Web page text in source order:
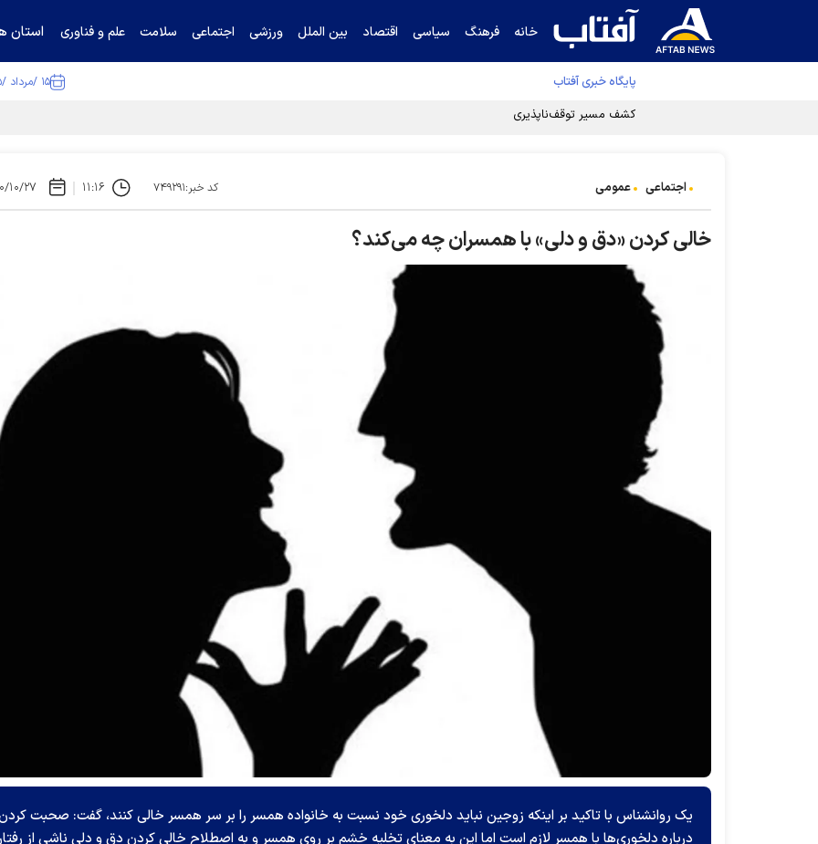
خانه فرهنگ سیاسی اقتصاد بین الملل ورزشی اجتماعی سلامت علم و فناوری استان
پایگاه خبری آفتاب ۱۵ /مرداد /۱۴۰۵
کشف مسیر توقف‌ناپذیری سلول‌های سرطانی
اجتماعی عمومی کد خبر:۷۴۹۲۹۱ ۱۱:۱۶ ۱۴۰۰/
خالی کردن «دق و دلی» با همسران چه می‌کند؟
یک روانشناس با تاکید بر اینکه زوجین نباید دلخوری خود نسبت به خانواده همسر را بر سر همسر خالی کنند، گفت: صحبت
درباره دلخوری‌ها با همسر لازم است اما این به معنای تخلیه خشم بر روی همسر و به اصطلاح خالی کردن دق و دلی ناشی از